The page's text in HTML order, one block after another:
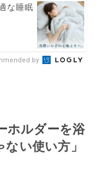
な睡眠
by
ホルダーを浴
い使い方」